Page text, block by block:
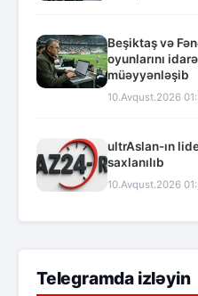
Beşiktaş və
oyunlarını
müəyyənləşib
10.Avqust.2026
ultrAslan-ın
saxlanılıb
10.Avqust.2026
Telegramda izləyin